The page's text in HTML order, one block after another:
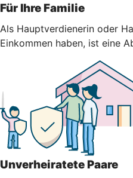
Für Ihre Familie
Als Hauptverdienerin oder
Einkommen haben, ist eine
Unverheiratete Paare